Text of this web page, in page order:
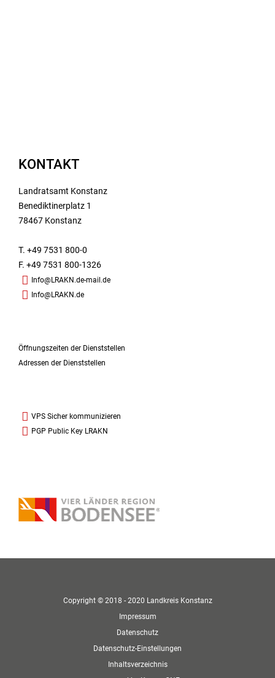
KONTAKT
Landratsamt Konstanz
Benediktinerplatz 1
78467 Konstanz
T. +49 7531 800-0
F. +49 7531 800-1326
Info@LRAKN.de-mail.de
Info@LRAKN.de
Öffnungszeiten der Dienststellen
Adressen der Dienststellen
VPS Sicher kommunizieren
PGP Public Key LRAKN
Copyright © 2018 - 2020 Landkreis Konstanz
Impressum
Datenschutz
Datenschutz-Einstellungen
Inhaltsverzeichnis